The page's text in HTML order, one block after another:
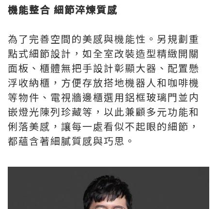
機能整合 細節淬煉質感
為了完善空間的美感與機能性。另規劃重
點式細節設計，如全室改裝造型精緻開關
面板、櫃體無把手設計彰顯大器、配置懸
浮收納櫃，方便存放搭地機器人和咖啡機
等物件、電視牆邊櫃選用鋁框玻璃門並内
嵌燈光陳列珍藏等，以此兼顧多元功能和
俐落美感，讓每一處看似不起眼的細節，
都蘊含著細膩質感與巧思。